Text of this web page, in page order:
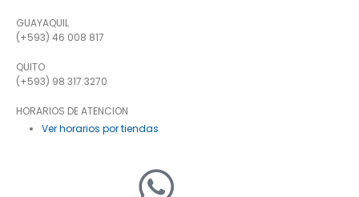
GUAYAQUIL
(+593) 46 008 817
QUITO
(+593) 98 317 3270
HORARIOS DE ATENCION
Ver horarios por tiendas